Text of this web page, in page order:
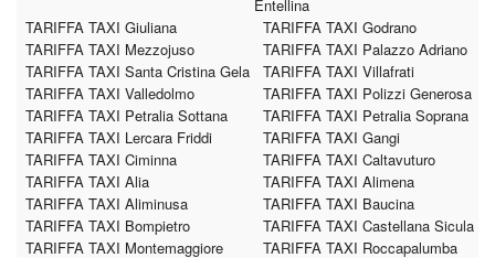
Entellina
TARIFFA TAXI Giuliana
TARIFFA TAXI Godrano
TARIFFA TAXI Mezzojuso
TARIFFA TAXI Palazzo Adriano
TARIFFA TAXI Santa Cristina Gela
TARIFFA TAXI Villafrati
TARIFFA TAXI Valledolmo
TARIFFA TAXI Polizzi Generosa
TARIFFA TAXI Petralia Sottana
TARIFFA TAXI Petralia Soprana
TARIFFA TAXI Lercara Friddi
TARIFFA TAXI Gangi
TARIFFA TAXI Ciminna
TARIFFA TAXI Caltavuturo
TARIFFA TAXI Alia
TARIFFA TAXI Alimena
TARIFFA TAXI Aliminusa
TARIFFA TAXI Baucina
TARIFFA TAXI Bompietro
TARIFFA TAXI Castellana Sicula
TARIFFA TAXI Montemaggiore
TARIFFA TAXI Roccapalumba